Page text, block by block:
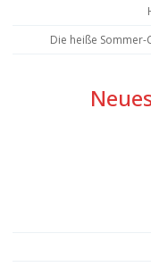
Die heiße